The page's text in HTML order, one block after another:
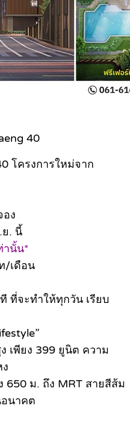
40
โครงการใหม่จาก
ง
ย. นี้
านั้น*
/เดือน
ที่จะทำให้ทุกวัน เรียบ
เพียง 399 ยูนิต ความ
650 ม. ถึง MRT สายสีส้ม
นาคต